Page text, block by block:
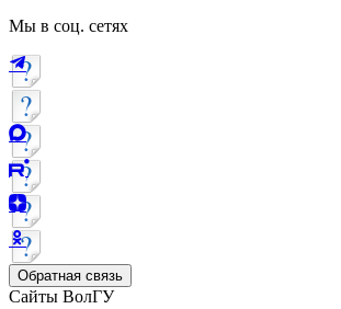
Мы в соц. сетях
Обратная связь
Сайты ВолГУ